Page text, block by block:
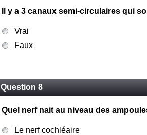
Il y a 3 canaux semi-circulaires qui
Vrai
Faux
Question 8
Quel nerf nait au niveau des
Le nerf cochléaire